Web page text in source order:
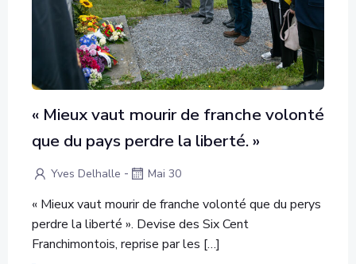
« Mieux vaut mourir de franche volonté
que du pays perdre la liberté. »
Yves Delhalle - Mai 30
« Mieux vaut mourir de franche volonté que du perys
perdre la liberté ». Devise des Six Cent
Franchimontois, reprise par les […]